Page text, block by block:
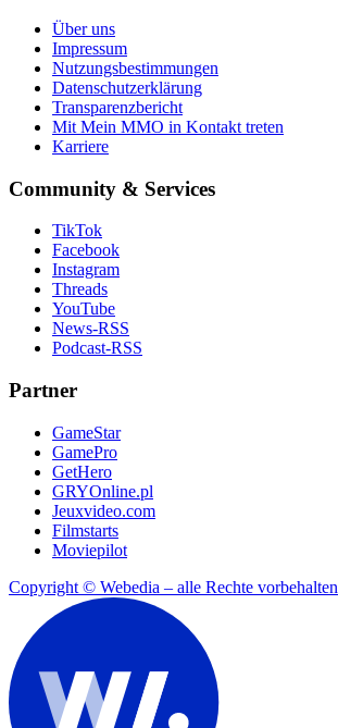
Über uns
Impressum
Nutzungsbestimmungen
Datenschutzerklärung
Transparenzbericht
Mit Mein MMO in Kontakt treten
Karriere
Community & Services
TikTok
Facebook
Instagram
Threads
YouTube
News-RSS
Podcast-RSS
Partner
GameStar
GamePro
GetHero
GRYOnline.pl
Jeuxvideo.com
Filmstarts
Moviepilot
Copyright © Webedia – alle Rechte vorbehalten